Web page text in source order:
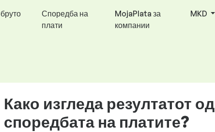
Споредба на
плати
MojaPlata за
компании
MKD
Како изгледа резултатот од
споредбата на платите?